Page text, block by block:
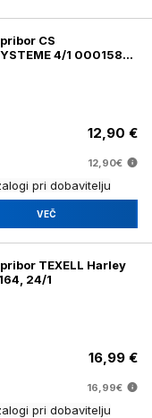
CS
4/1 000158
12,90 €
12,90€
pri dobavitelju
VEČ
TEXELL Harley
24/1
16,99 €
16,99€
pri dobavitelju